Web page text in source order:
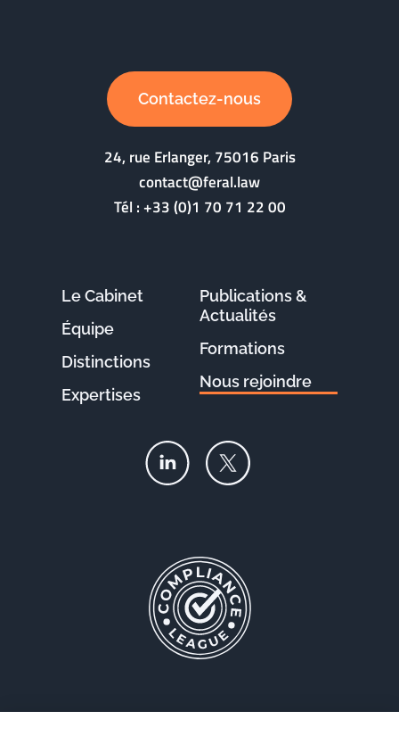
Contactez-nous
24, rue Erlanger, 75016 Paris
contact@feral.law
Tél :+33 (0)1 70 71 22 00
Le Cabinet
Équipe
Distinctions
Expertises
Publications &
Actualités
Formations
Nous rejoindre